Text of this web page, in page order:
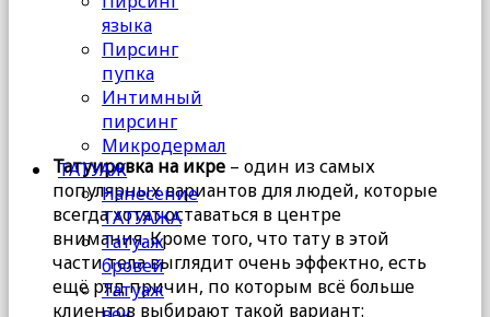
языка
Пирсинг
пупка
Интимный
пирсинг
Микродермал
ТАТУАЖ
Нанесение
ТАТУАЖА
Татуаж
бровей
Татуаж
Татуировка на икре – один из самых
популярных вариантов для людей, которые
всегда хотят оставаться в центре
внимания. Кроме того, что тату в этой
части тела выглядит очень эффектно, есть
ещё ряд причин, по которым всё больше
клиентов выбирают такой вариант: